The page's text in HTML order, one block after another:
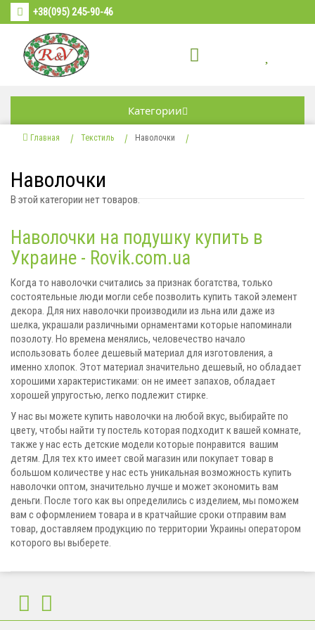
+38(095) 245-90-46
Категории
Главная Текстиль Наволочки
Наволочки
В этой категории нет товаров.
Наволочки на подушку купить в
Украине - Rovik.com.ua
Когда то наволочки считались за признак богатства, только
состоятельные люди могли себе позволить купить такой элемент
декора. Для них наволочки производили из льна или даже из
шелка, украшали различными орнаментами которые напоминали
позолоту. Но времена менялись, человечество начало
использовать более дешевый материал для изготовления, а
именно хлопок. Этот материал значительно дешевый, но обладает
хорошими характеристиками: он не имеет запахов, обладает
хорошей упругостью, легко подлежит стирке.
У нас вы можете купить наволочки на любой вкус, выбирайте по
цвету, чтобы найти ту постель которая подходит к вашей комнате,
также у нас есть детские модели которые понравится вашим
детям. Для тех кто имеет свой магазин или покупает товар в
большом количестве у нас есть уникальная возможность купить
наволочки оптом, значительно лучше и может экономить вам
деньги. После того как вы определились с изделием, мы поможем
вам с оформлением товара и в кратчайшие сроки отправим вам
товар, доставляем продукцию по территории Украины оператором
которого вы выберете.